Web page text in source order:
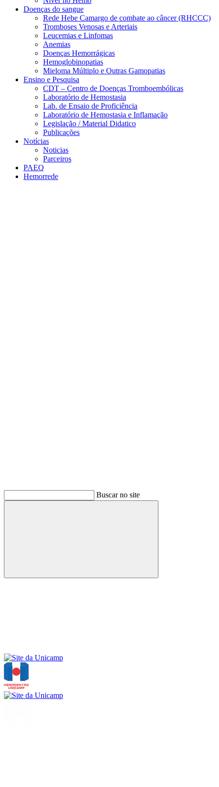
Doenças do sangue
Rede Hebe Camargo de combate ao câncer (RHCCC)
Tromboses Venosas e Arteriais
Leucemias e Linfomas
Anemias
Doenças Hemorrágicas
Hemoglobinopatias
Mieloma Múltiplo e Outras Gamopatias
Ensino e Pesquisa
CDT – Centro de Doenças Tromboembólicas
Laboratório de Hemostasia
Lab. de Ensaio de Proficiência
Laboratório de Hemostasia e Inflamação
Legislação / Material Didatico
Publicações
Notícias
Noticias
Parceiros
PAEQ
Hemorrede
Buscar no site
Buscar